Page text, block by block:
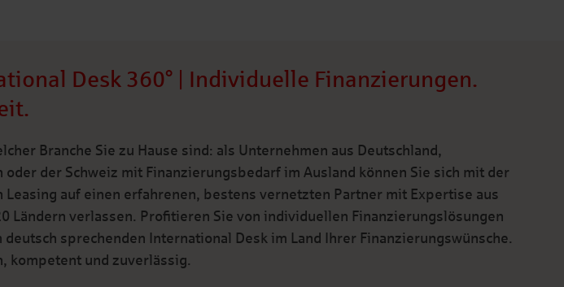
Desk 360° | Individuelle Finanzierungen.
Branche Sie zu Hause sind: als Unternehmen aus Deutschland,
oder der Schweiz mit Finanzierungsbedarf im Ausland können Sie sich mit der
Leasing auf einen erfahrenen, bestens vernetzten Partner mit Expertise aus
Ländern verlassen. Profitieren Sie von individuellen Finanzierungslösungen
deutsch sprechenden International Desk im Land Ihrer Finanzierungswünsche.
kompetent und zuverlässig.